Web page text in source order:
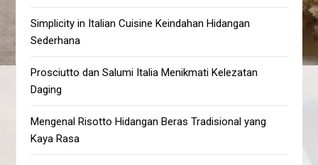
Simplicity in Italian Cuisine Keindahan Hidangan
Sederhana
Prosciutto dan Salumi Italia Menikmati Kelezatan
Daging
Mengenal Risotto Hidangan Beras Tradisional yang
Kaya Rasa